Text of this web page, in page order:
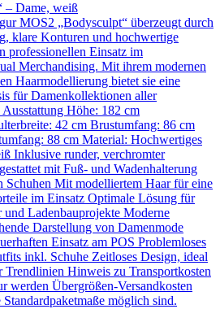
– Dame, weiß
MOS2 „Bodysculpt“ überzeugt durch
klare Konturen und hochwertige
professionellen Einsatz im
Merchandising. Mit ihrem modernen
Haarmodellierung bietet sie eine
für Damenkollektionen aller
Höhe: 182 cm
42 cm Brustumfang: 86 cm
88 cm Material: Hochwertiges
Inklusive runder, verchromter
mit Fuß- und Wadenhalterung
Schuhen Mit modelliertem Haar für eine
im Einsatz Optimale Lösung für
Ladenbauprojekte Moderne
Darstellung von Damenmode
Einsatz am POS Problemloses
inkl. Schuhe Zeitloses Design, ideal
Trendlinien Hinweis zu Transportkosten
werden Übergrößen-Versandkosten
Standardpaketmaße möglich sind.